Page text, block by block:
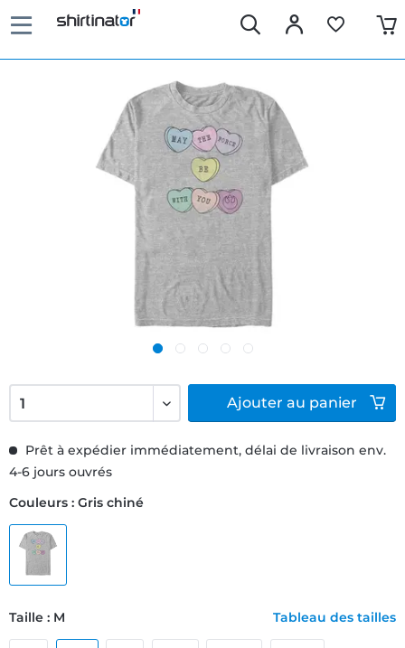
Prêt à expédier immédiatement, délai de livraison env.
4-6 jours ouvrés
Couleurs : Gris chiné
Taille : M Tableau des tailles
Ajouter au panier